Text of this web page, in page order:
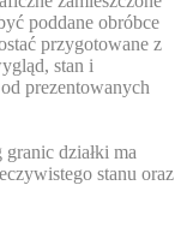
poddane obróbce
przygotowane z
stan i
prezentowanych
działki ma
stanu oraz